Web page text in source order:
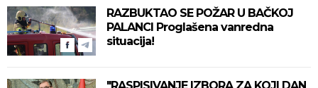
RAZBUKTAO SE POŽAR U BAČKOJ
PALANCI Proglašena vanredna
situacija!
"RASPISIVANJE IZBORA ZA KOJI DAN